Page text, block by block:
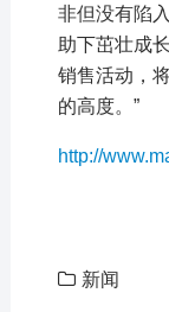
非但没有陷
助下茁壮成
销售活动，
的高度。”
http://
新闻